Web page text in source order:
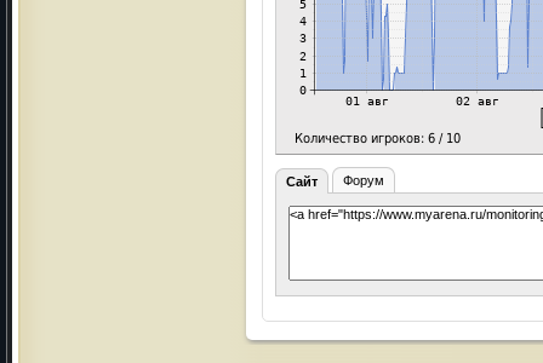
Сайт Форум